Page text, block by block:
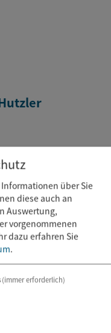
über Sie
diese auch an
Auswertung,
vorgenommenen
dazu erfahren Sie
.
(immer erforderlich)